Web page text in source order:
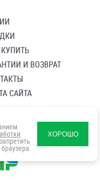
И ВОЗВРАТ
САЙТА
данных
персональных данны
ХОРОШО